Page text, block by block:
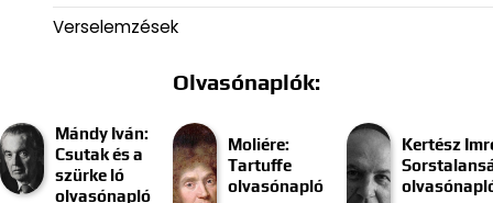
Verselemzések
Olvasónaplók:
Mándy Iván:
Csutak és a
szürke ló
olvasónapló
Moliére:
Tartuffe
olvasónapló
Kertész